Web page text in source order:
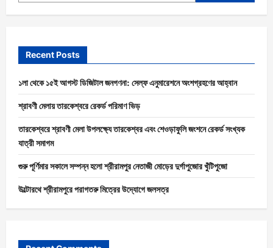
Recent Posts
১লা থেকে ১৫ই আগস্ট ডিজিটাল জনগণনা: সেল্ফ এনুমারেশনে অংশগ্রহণের আহ্বান
শ্রাবণী মেলায় তারকেশ্বরে রেকর্ড পরিমাণ ভিড়
তারকেশ্বরে শ্রাবণী মেলা উপলক্ষ্যে তারকেশ্বর এবং শেওড়াফুলি জংশনে রেকর্ড সংখ্যক
যাত্রী সমাগম
গুরু পূর্ণিমার সকালে সম্পন্ন হলো শ্রীরামপুর নেতাজী মোড়ের দুর্গাপুজোর খুঁটিপুজো
উল্টোরথে শ্রীরামপুরে পরাগতরু মিত্রের উদ্যোগে জলসত্র